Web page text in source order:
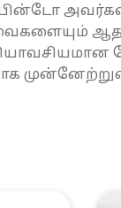
பின்டோ